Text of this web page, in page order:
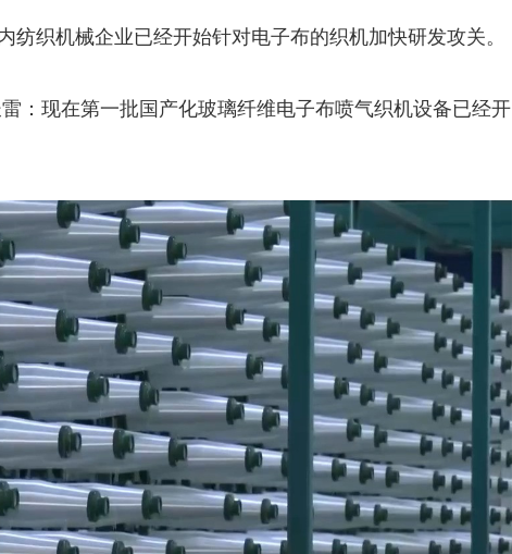
织机械企业已经开始针对电子布的织机加快研发攻关。
：现在第一批国产化玻璃纤维电子布喷气织机设备已经开